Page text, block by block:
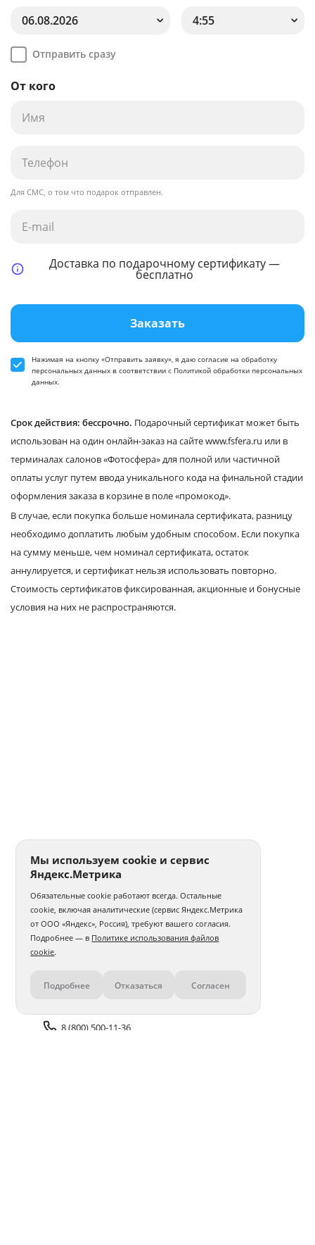
06.08.2026
4:55
Отправить сразу
От кого
Для СМС, о том что подарок отправлен.
Доставка по подарочному сертификату —
бесплатно
Заказать
Нажимая на кнопку «Отправить заявку», я даю согласие на обработку
персональных данных в соответствии с Политикой обработки персональных
данных.
Срок действия: бессрочно. Подарочный сертификат может быть
использован на один онлайн-заказ на сайте www.fsfera.ru или в
терминалах салонов «Фотосфера» для полной или частичной
оплаты услуг путем ввода уникального кода на финальной стадии
оформления заказа в корзине в поле «промокод».
В случае, если покупка больше номинала сертификата, разницу
необходимо доплатить любым удобным способом. Если покупка
на сумму меньше, чем номинал сертификата, остаток
аннулируется, и сертификат нельзя использовать повторно.
Стоимость сертификатов фиксированная, акционные и бонусные
условия на них не распространяются.
Контакты
8 (800) 500-11-36
Мы используем cookie и сервис
Яндекс.Метрика
Обязательные cookie работают всегда. Остальные
cookie, включая аналитические (сервис Яндекс.Метрика
от ООО «Яндекс», Россия), требуют вашего согласия.
Подробнее — в Политике использования файлов
cookie.
Подробнее Отказаться Согласен